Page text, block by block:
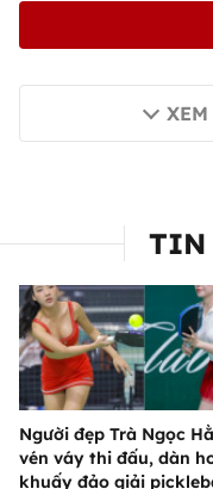
TIN
Người đẹp Trà Ngọc
vén váy thi đấu, dàn
khuấy đảo giải